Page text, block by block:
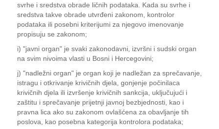
svrhe i sredstva obrade ličnih podataka. Kada su svrhe i
sredstva takve obrade utvrđeni zakonom, kontrolor
podataka ili posebni kriterijumi za njegovo imenovanje
propisuju se zakonom;
i) "javni organ" je svaki zakonodavni, izvršni i sudski organ
na svim nivoima vlasti u Bosni i Hercegovini;
j) "nadležni organ" je organ koji je nadležan za sprečavanje,
istragu i otkrivanje krivičnih djela, gonjenje počinilaca
krivičnih djela ili izvršenje krivičnih sankcija, uključujući i
zaštitu i sprečavanje prijetnji javnoj bezbjednosti, kao i
pravna lica ako su zakonom ovlašćena za obavljanje tih
poslova, kao posebna kategorija kontrolora podataka;